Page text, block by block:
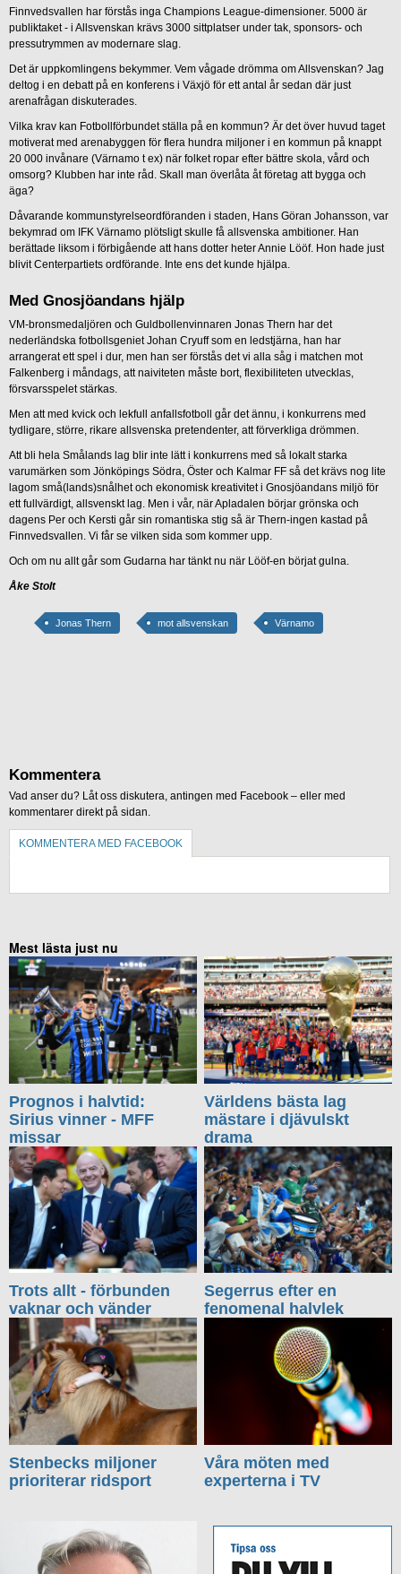
Finnvedsvallen har förstås inga Champions League-dimensioner. 5000 är
publiktaket - i Allsvenskan krävs 3000 sittplatser under tak, sponsors- och
pressutrymmen av modernare slag.
Det är uppkomlingens bekymmer. Vem vågade drömma om Allsvenskan? Jag
deltog i en debatt på en konferens i Växjö för ett antal år sedan där just
arenafrågan diskuterades.
Vilka krav kan Fotbollförbundet ställa på en kommun? Är det över huvud taget
motiverat med arenabyggen för flera hundra miljoner i en kommun på knappt
20 000 invånare (Värnamo t ex) när folket ropar efter bättre skola, vård och
omsorg? Klubben har inte råd. Skall man överlåta åt företag att bygga och
äga?
Dåvarande kommunstyrelseordföranden i staden, Hans Göran Johansson, var
bekymrad om IFK Värnamo plötsligt skulle få allsvenska ambitioner. Han
berättade liksom i förbigående att hans dotter heter Annie Lööf. Hon hade just
blivit Centerpartiets ordförande. Inte ens det kunde hjälpa.
Med Gnosjöandans hjälp
VM-bronsmedaljören och Guldbollenvinnaren Jonas Thern har det
nederländska fotbollsgeniet Johan Cryuff som en ledstjärna, han har
arrangerat ett spel i dur, men han ser förstås det vi alla såg i matchen mot
Falkenberg i måndags, att naiviteten måste bort, flexibiliteten utvecklas,
försvarsspelet stärkas.
Men att med kvick och lekfull anfallsfotboll går det ännu, i konkurrens med
tydligare, större, rikare allsvenska pretendenter, att förverkliga drömmen.
Att bli hela Smålands lag blir inte lätt i konkurrens med så lokalt starka
varumärken som Jönköpings Södra, Öster och Kalmar FF så det krävs nog lite
lagom små(lands)snålhet och ekonomisk kreativitet i Gnosjöandans miljö för
ett fullvärdigt, allsvenskt lag. Men i vår, när Apladalen börjar grönska och
dagens Per och Kersti går sin romantiska stig så är Thern-ingen kastad på
Finnvedsvallen. Vi får se vilken sida som kommer upp.
Och om nu allt går som Gudarna har tänkt nu när Lööf-en börjat gulna.
Åke Stolt
Jonas Thern mot allsvenskan Värnamo
Kommentera
Vad anser du? Låt oss diskutera, antingen med Facebook – eller med
kommentarer direkt på sidan.
KOMMENTERA MED FACEBOOK
Mest lästa just nu
Prognos i halvtid:
Sirius vinner - MFF
missar
Världens bästa lag
mästare i djävulskt
drama
Trots allt - förbunden
vaknar och vänder
Segerrus efter en
fenomenal halvlek
Stenbecks miljoner
prioriterar ridsport
Våra möten med
experterna i TV